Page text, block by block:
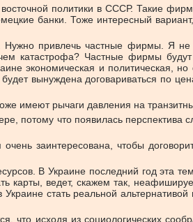
политики в СССР. Такие
банки. Тоже интересный
Нужно привлечь частные фирмы. Я
катастрофа? Частные фирмы будут
экономическая и политическая, но
вынуждена договариваться по
имеют рычаги давления на
потому что появилась перспектива
заинтересована, чтобы
В Украине последний год эта
карты, ведет, скажем так,
стать реальной альтернативой
что исходя из социологических